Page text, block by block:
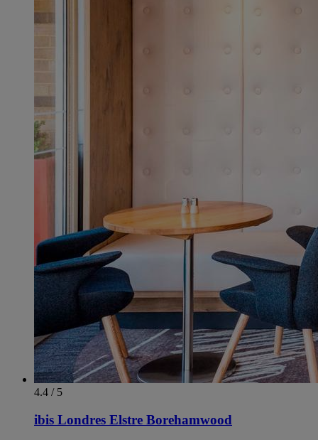
4.4 / 5
ibis Londres Elstre Borehamwood